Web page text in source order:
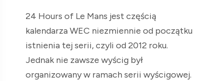
24 Hours of Le Mans jest częścią
kalendarza WEC niezmiennie od początku
istnienia tej serii, czyli od 2012 roku.
Jednak nie zawsze wyścig był
organizowany w ramach serii wyścigowej.